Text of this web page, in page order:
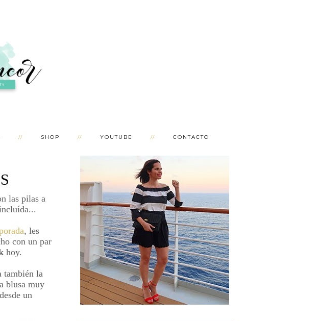
SHOP YOUTUBE CONTACTO
las pilas a
, les
con un par
hoy.
también la
blusa muy
un